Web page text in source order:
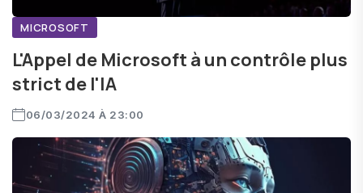
MICROSOFT
L'Appel de Microsoft à un contrôle plus
strict de l'IA
06/03/2024 À 23:00